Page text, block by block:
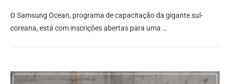
O Samsung Ocean, programa de capacitação da gigante sul-
coreana, está com inscrições abertas para uma …